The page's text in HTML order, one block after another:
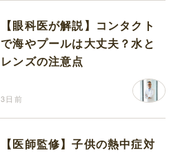
【眼科医が解説】コンタクト
で海やプールは大丈夫？水と
レンズの注意点
3日前
【医師監修】子供の熱中症対